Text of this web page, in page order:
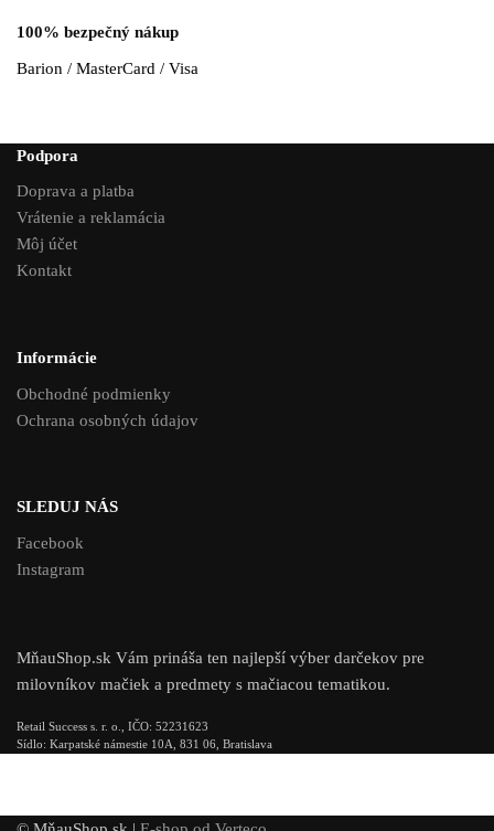
100% bezpečný nákup
Barion / MasterCard / Visa
Podpora
Doprava a platba
Vrátenie a reklamácia
Môj účet
Kontakt
Informácie
Obchodné podmienky
Ochrana osobných údajov
SLEDUJ NÁS
Facebook
Instagram
MňauShop.sk Vám prináša ten najlepší výber darčekov pre
milovníkov mačiek a predmety s mačiacou tematikou.
Retail Success s. r. o., IČO: 52231623
Sídlo: Karpatské námestie 10A, 831 06, Bratislava